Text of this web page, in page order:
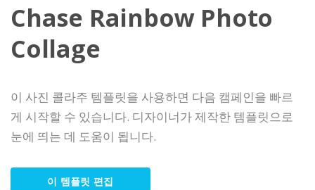
Chase Rainbow Photo
Collage
이 사진 콜라주 템플릿을 사용하면 다음 캠페인을 빠르
게 시작할 수 있습니다. 디자이너가 제작한 템플릿으로
눈에 띄는 데 도움이 됩니다.
이 템플릿 편집